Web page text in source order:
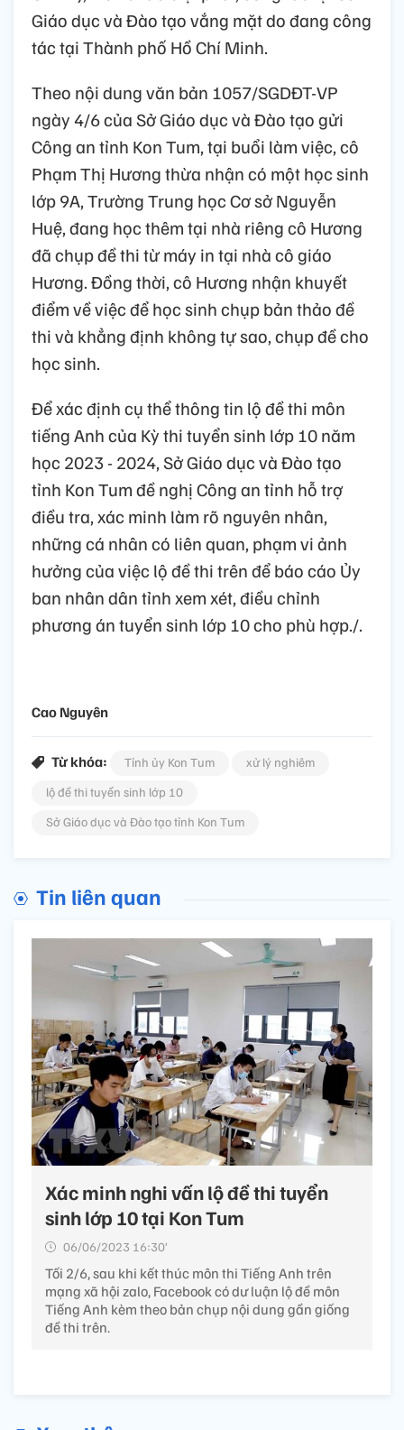
Giáo dục và Đào tạo vắng mặt do đang công
tác tại Thành phố Hồ Chí Minh.
Theo nội dung văn bản 1057/SGDĐT-VP
ngày 4/6 của Sở Giáo dục và Đào tạo gửi
Công an tỉnh Kon Tum, tại buổi làm việc, cô
Phạm Thị Hương thừa nhận có một học sinh
lớp 9A, Trường Trung học Cơ sở Nguyễn
Huệ, đang học thêm tại nhà riêng cô Hương
đã chụp đề thi từ máy in tại nhà cô giáo
Hương. Đồng thời, cô Hương nhận khuyết
điểm về việc để học sinh chụp bản thảo đề
thi và khẳng định không tự sao, chụp đề cho
học sinh.
Để xác định cụ thể thông tin lộ đề thi môn
tiếng Anh của Kỳ thi tuyển sinh lớp 10 năm
học 2023 - 2024, Sở Giáo dục và Đào tạo
tỉnh Kon Tum đề nghị Công an tỉnh hỗ trợ
điều tra, xác minh làm rõ nguyên nhân,
những cá nhân có liên quan, phạm vi ảnh
hưởng của việc lộ đề thi trên để báo cáo Ủy
ban nhân dân tỉnh xem xét, điều chỉnh
phương án tuyển sinh lớp 10 cho phù hợp./.
Cao Nguyên
Từ khóa: Tỉnh ủy Kon Tum
xử lý nghiêm
lộ đề thi tuyển sinh lớp 10
Sở Giáo dục và Đào tạo tỉnh Kon Tum
Tin liên quan
Xác minh nghi vấn lộ đề thi tuyển
sinh lớp 10 tại Kon Tum
06/06/2023 16:30’
Tối 2/6, sau khi kết thúc môn thi Tiếng Anh trên
mạng xã hội zalo, Facebook có dư luận lộ đề môn
Tiếng Anh kèm theo bản chụp nội dung gần giống
đề thi trên.